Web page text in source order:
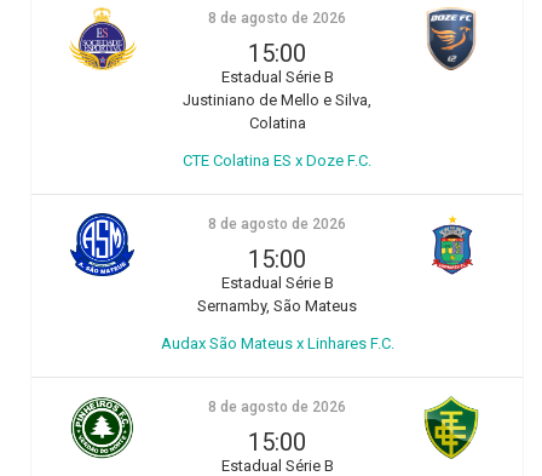
8 de agosto de 2026
15:00
Estadual Série B
Justiniano de Mello e Silva,
Colatina
CTE Colatina ES x Doze F.C.
8 de agosto de 2026
15:00
Estadual Série B
Sernamby, São Mateus
Audax São Mateus x Linhares F.C.
8 de agosto de 2026
15:00
Estadual Série B